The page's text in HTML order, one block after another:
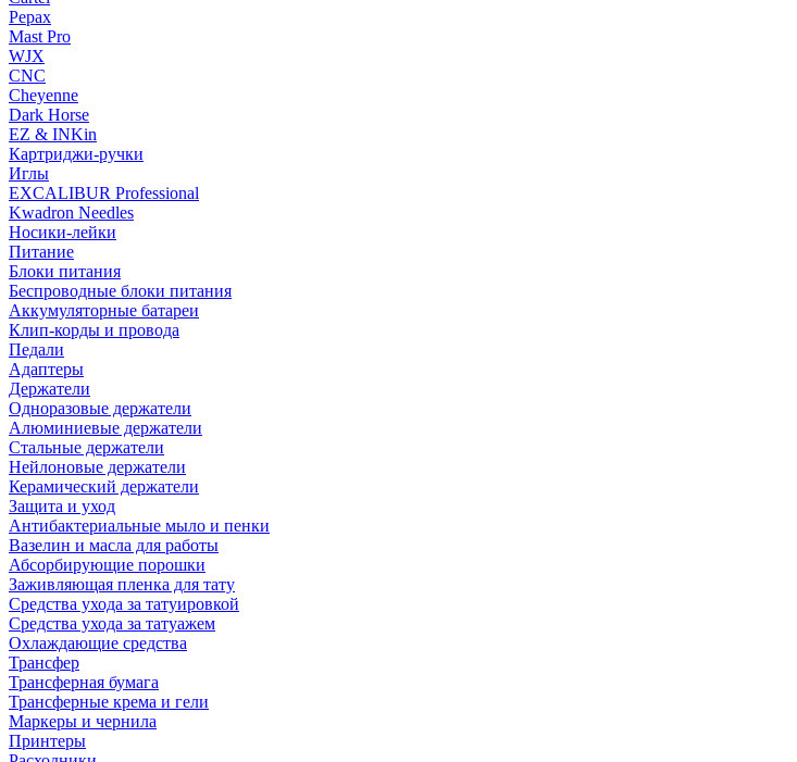
Pepax
Mast Pro
WJX
CNC
Cheyenne
Dark Horse
EZ & INKin
Картриджи-ручки
Иглы
EXCALIBUR Professional
Kwadron Needles
Носики-лейки
Питание
Блоки питания
Беспроводные блоки питания
Аккумуляторные батареи
Клип-корды и провода
Педали
Адаптеры
Держатели
Одноразовые держатели
Алюминиевые держатели
Стальные держатели
Нейлоновые держатели
Керамический держатели
Защита и уход
Антибактериальные мыло и пенки
Вазелин и масла для работы
Абсорбирующие порошки
Заживляющая пленка для тату
Средства ухода за татуировкой
Средства ухода за татуажем
Охлаждающие средства
Трансфер
Трансферная бумага
Трансферные крема и гели
Маркеры и чернила
Принтеры